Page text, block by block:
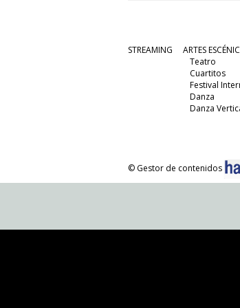
STREAMING
ARTES
Teatro
Cuartitos
Festival
Danza
Danza
© Gestor de contenidos